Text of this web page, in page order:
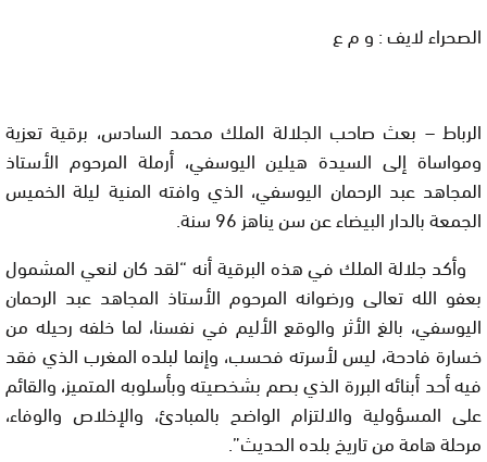
الصحراء لايف : و م ع
الرباط – بعث صاحب الجلالة الملك محمد السادس، برقية تعزية
ومواساة إلى السيدة هيلين اليوسفي، أرملة المرحوم الأستاذ
المجاهد عبد الرحمان اليوسفي، الذي وافته المنية ليلة الخميس
الجمعة بالدار البيضاء عن سن يناهز 96 سنة.
وأكد جلالة الملك في هذه البرقية أنه “لقد كان لنعي المشمول
بعفو الله تعالى ورضوانه المرحوم الأستاذ المجاهد عبد الرحمان
اليوسفي، بالغ الأثر والوقع الأليم في نفسنا، لما خلفه رحيله من
خسارة فادحة، ليس لأسرته فحسب، وإنما لبلده المغرب الذي فقد
فيه أحد أبنائه البررة الذي بصم بشخصيته وبأسلوبه المتميز، والقائم
على المسؤولية والالتزام الواضح بالمبادئ، والإخلاص والوفاء،
مرحلة هامة من تاريخ بلده الحديث”.